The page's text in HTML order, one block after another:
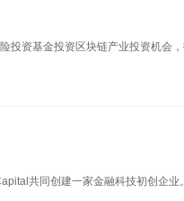
投资基金投资区块链产业投资机会
共同创建一家金融科技初创企业